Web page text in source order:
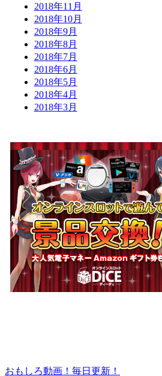
2018年11月
2018年10月
2018年9月
2018年8月
2018年7月
2018年6月
2018年5月
2018年4月
2018年3月
おもしろ動画！毎日更新！